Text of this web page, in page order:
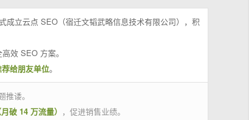
成立云点 SEO（宿迁文韬武略信息技术有限公司），积
效 SEO 方案。
给朋友单位。
诿。
破 14 万流量） ，促进销售业绩。